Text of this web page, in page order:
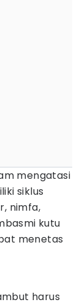
mengatasi
siklus
nimfa,
kutu
menetas
harus